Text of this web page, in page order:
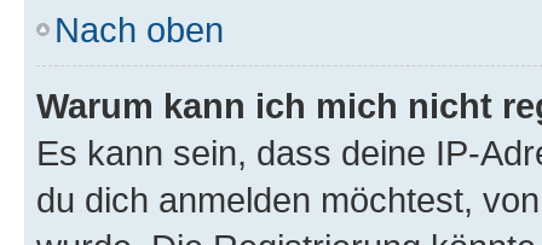
Nach oben
Warum kann ich mich nicht
Es kann sein, dass deine IP-
du dich anmelden möchtest,